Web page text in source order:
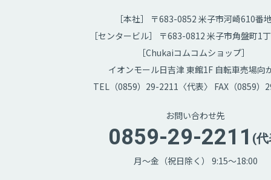
［本社］ 〒683-0852 米子市河崎610番
［センタービル］ 〒683-0812 米子市角盤町1
［Chukaiコムコムショップ］
イオンモール日吉津 東館1F 自転車売場向
TEL（0859）29-2211〈代表〉 FAX（0859）
お問い合わせ先
0859-29-2211 (
月～金（祝日除く） 9:15～18:00